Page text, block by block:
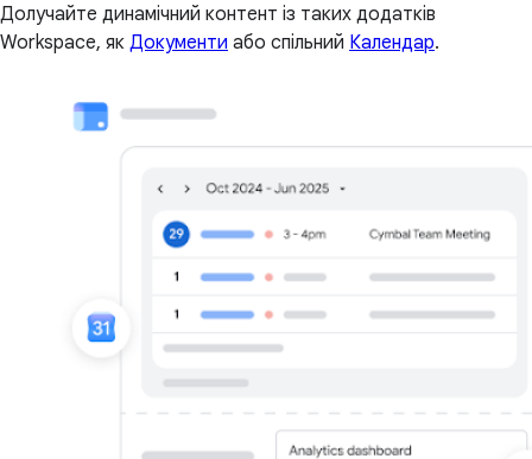
Долучайте динамічний контент із таких додатків
Workspace, як Документи або спільний Календар.